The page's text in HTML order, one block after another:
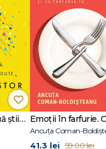
Respirația. O nouă știință a unei arte pierdute
Ancuța Coman-
41.3 lei 59.00 lei